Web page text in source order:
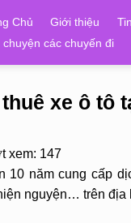
Chủ Giới thiệu
chuyện các chuyến đi
xe ô tô
xem: 147
10 năm cung cấp
nguyện… trên địa